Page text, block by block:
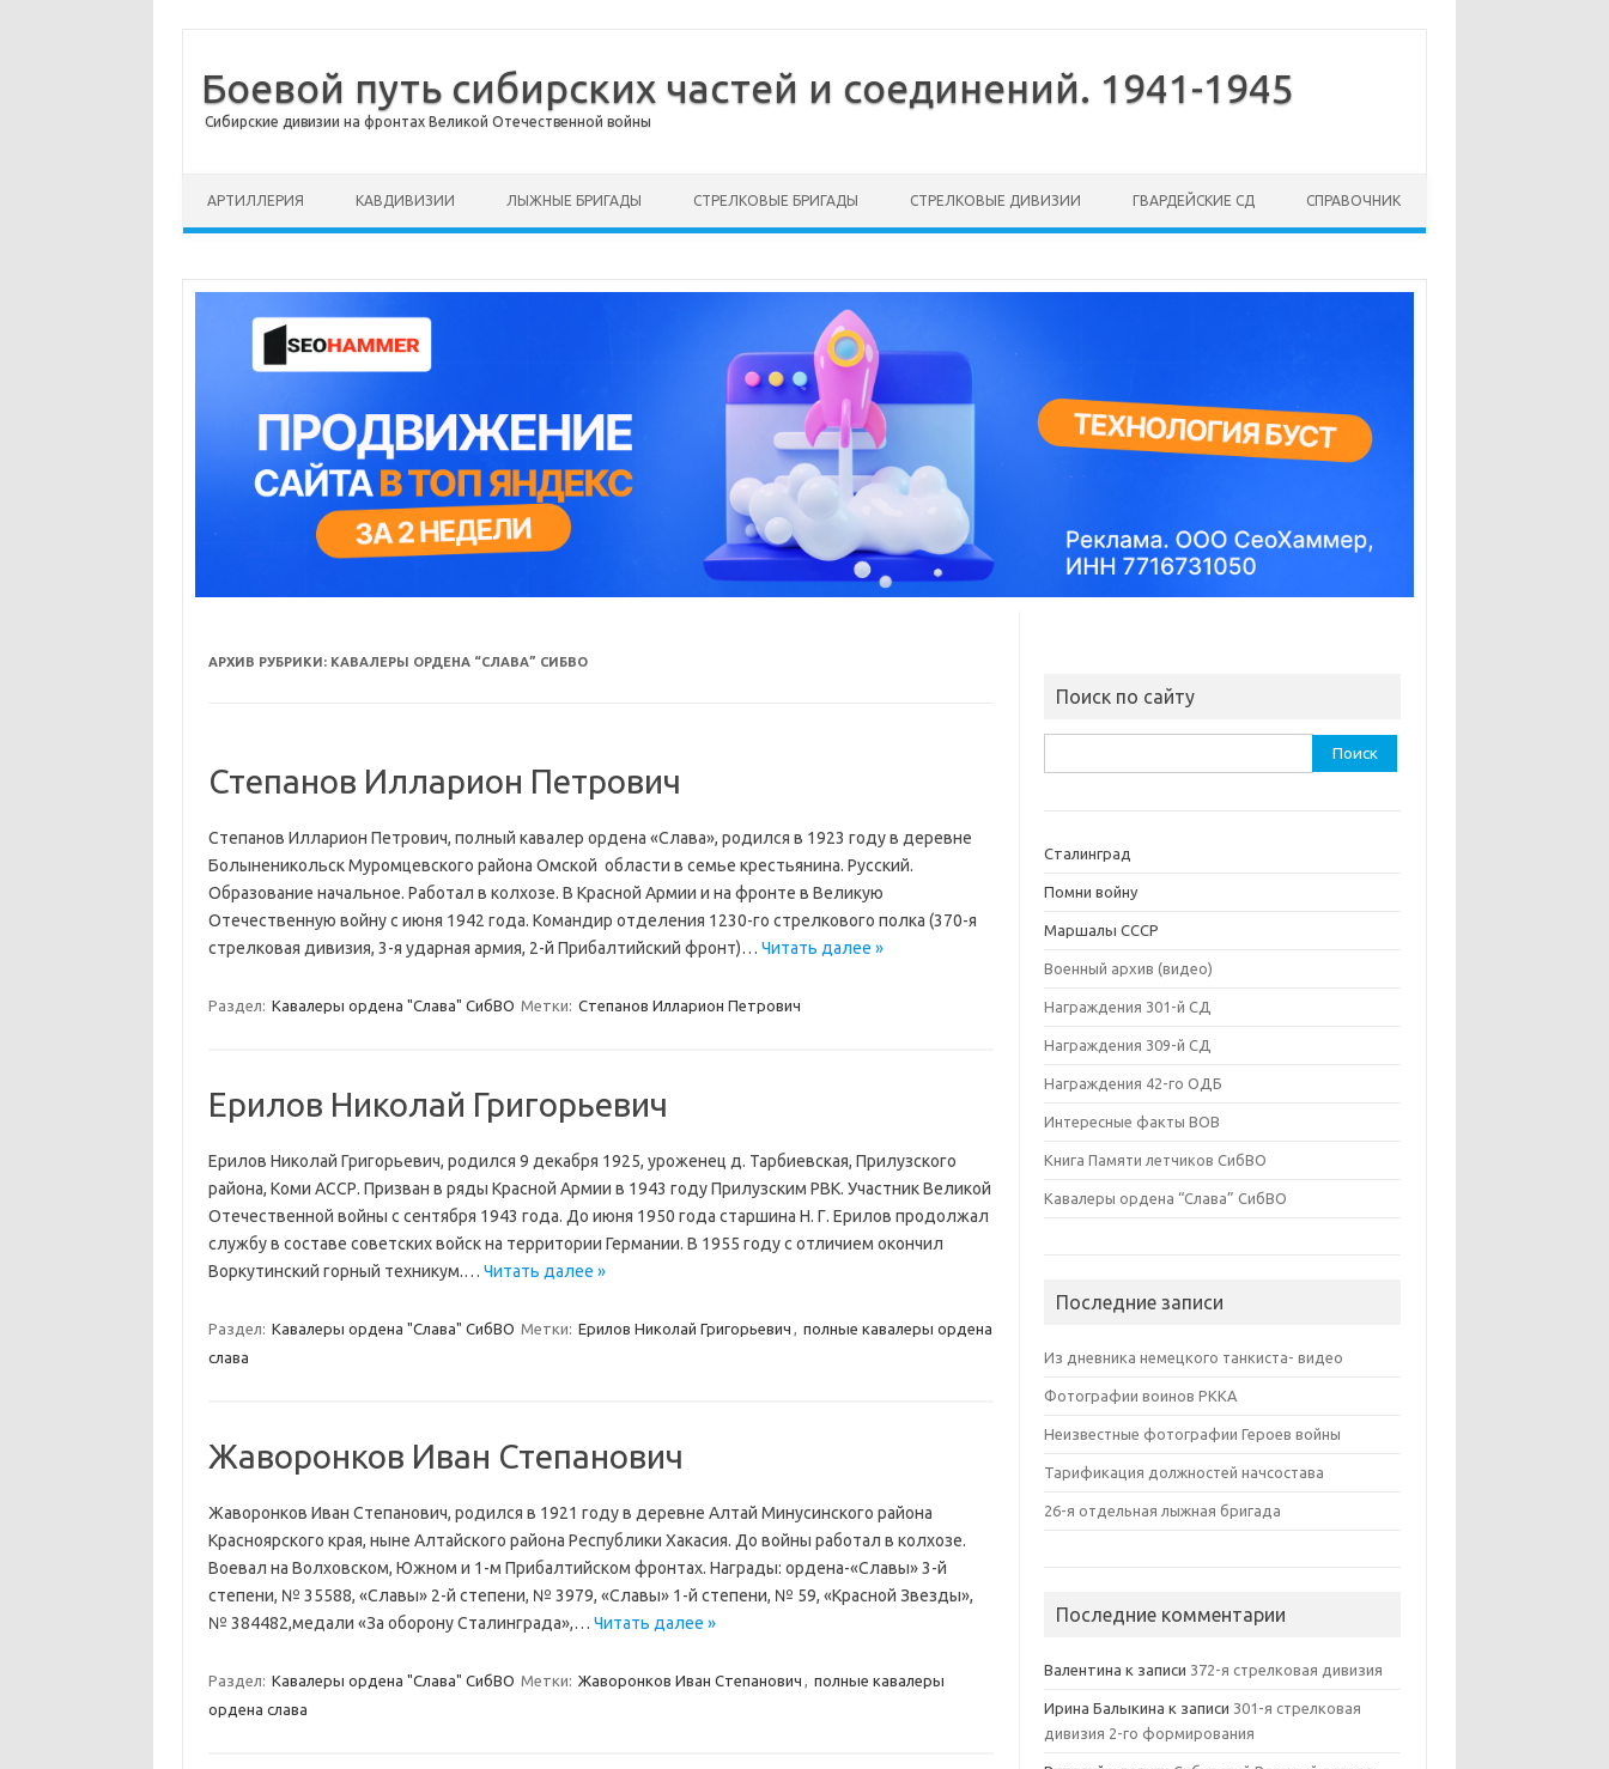
Боевой путь сибирских частей и соединений. 1941-1945
Сибирские дивизии на фронтах Великой Отечественной войны
АРТИЛЛЕРИЯ КАВДИВИЗИИ ЛЫЖНЫЕ БРИГАДЫ СТРЕЛКОВЫЕ БРИГАДЫ СТРЕЛКОВЫЕ ДИВИЗИИ ГВАРДЕЙСКИЕ СД СПРАВОЧНИК
АРХИВ РУБРИКИ: КАВАЛЕРЫ ОРДЕНА “СЛАВА” СИБВО
Степанов Илларион Петрович
Степанов Илларион Петрович, полный кавалер ордена «Слава», родился в 1923 году в деревне
Болыненикольск Муромцевского района Омской области в семье крестьянина. Русский.
Образование начальное. Работал в колхозе. В Красной Армии и на фронте в Великую
Отечественную войну с июня 1942 года. Командир отделения 1230-го стрелкового полка (370-я
стрелковая дивизия, 3-я ударная армия, 2-й Прибалтийский фронт)… Читать далее »
Раздел: Кавалеры ордена "Слава" СибВО Метки: Степанов Илларион Петрович
Ерилов Николай Григорьевич
Ерилов Николай Григорьевич, родился 9 декабря 1925, уроженец д. Тарбиевская, Прилузского
района, Коми АССР. Призван в ряды Красной Армии в 1943 году Прилузским РВК. Участник Великой
Отечественной войны с сентября 1943 года. До июня 1950 года старшина Н. Г. Ерилов продолжал
службу в составе советских войск на территории Германии. В 1955 году с отличием окончил
Воркутинский горный техникум.… Читать далее »
Раздел: Кавалеры ордена "Слава" СибВО Метки: Ерилов Николай Григорьевич
полные кавалеры ордена
слава
Жаворонков Иван Степанович
Жаворонков Иван Степанович, родился в 1921 году в деревне Алтай Минусинского района
Красноярского края, ныне Алтайского района Республики Хакасия. До войны работал в колхозе.
Воевал на Волховском, Южном и 1-м Прибалтийском фронтах. Награды: ордена-«Славы» 3-й
степени, № 35588, «Славы» 2-й степени, № 3979, «Славы» 1-й степени, № 59, «Красной Звезды»,
№ 384482,медали «За оборону Сталинграда»,… Читать далее »
Раздел: Кавалеры ордена "Слава" СибВО Метки: Жаворонков Иван Степанович
полные кавалеры
ордена слава
Поиск по сайту
Сталинград
Помни войну
Маршалы СССР
Военный архив (видео)
Награждения 301-й СД
Награждения 309-й СД
Награждения 42-го ОДБ
Интересные факты ВОВ
Книга Памяти летчиков СибВО
Кавалеры ордена “Слава” СибВО
Последние записи
Из дневника немецкого танкиста- видео
Фотографии воинов РККА
Неизвестные фотографии Героев войны
Тарификация должностей начсостава
26-я отдельная лыжная бригада
Последние комментарии
Валентина к записи 372-я стрелковая дивизия
Ирина Балыкина к записи 301-я стрелковая
дивизия 2-го формирования